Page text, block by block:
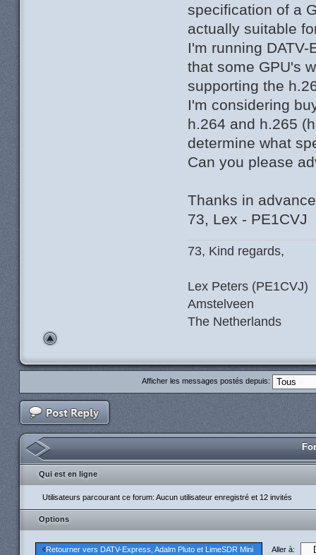
specification of a
actually suitable
I'm running
that some GPU's
supporting the
I'm considering
h.264 and h.265
determine what
Can you please
Thanks in
73, Lex - PE1CVJ
73, Kind regards,
Lex Peters (PE1CVJ)
Amstelveen
The Netherlands
Afficher les messages postés depuis:
Qui est en ligne
Utilisateurs parcourant ce forum: Aucun utilisateur enregistré et 12 invités
Options
Retourner vers DATV-Express, Adalm Pluto et LimeSDR Mini Aller à: